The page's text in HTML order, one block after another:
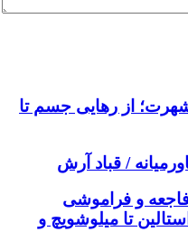
از رهایی جسم تا
/ قباد آرش
و فراموشی
تا میلوشویچ و